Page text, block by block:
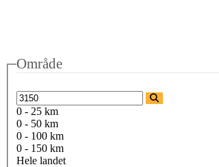
Område
0 - 25 km
0 - 50 km
0 - 100 km
0 - 150 km
Hele landet